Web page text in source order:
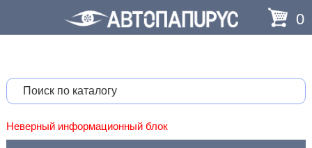
0
Неверный информационный блок